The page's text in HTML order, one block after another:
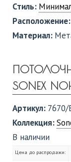
Стиль:
Расположение:
Материал:
SONEX
Артикул: 7670/
Коллекция:
В наличии
Цена до распродажи: